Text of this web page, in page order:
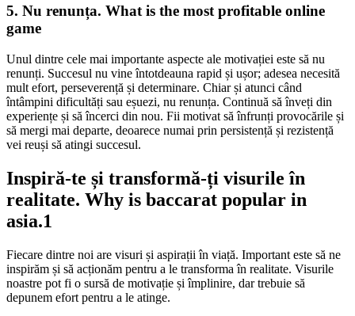
5. Nu renunța. What is the most profitable online
game
Unul dintre cele mai importante aspecte ale motivației este să nu
renunți. Succesul nu vine întotdeauna rapid și ușor; adesea necesită
mult efort, perseverență și determinare. Chiar și atunci când
întâmpini dificultăți sau eșuezi, nu renunța. Continuă să înveți din
experiențe și să încerci din nou. Fii motivat să înfrunți provocările și
să mergi mai departe, deoarece numai prin persistență și rezistență
vei reuși să atingi succesul.
Inspiră-te și transformă-ți visurile în
realitate. Why is baccarat popular in
asia.1
Fiecare dintre noi are visuri și aspirații în viață. Important este să ne
inspirăm și să acționăm pentru a le transforma în realitate. Visurile
noastre pot fi o sursă de motivație și împlinire, dar trebuie să
depunem efort pentru a le atinge.